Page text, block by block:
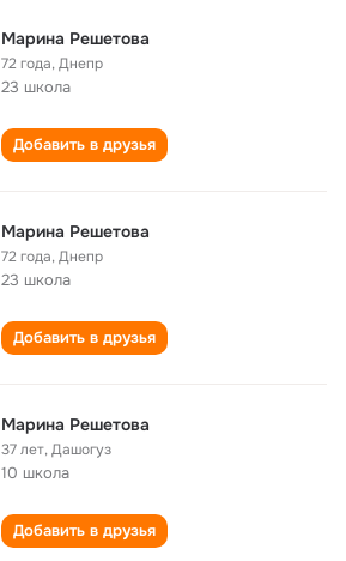
Марина Решетова
72 года,Днепр
23 школа
Добавить в друзья
Марина Решетова
72 года,Днепр
23 школа
Добавить в друзья
Марина Решетова
37 лет,Дашогуз
10 школа
Добавить в друзья